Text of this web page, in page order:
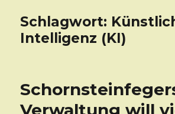
Schlagwort:
Intelligenz (KI)